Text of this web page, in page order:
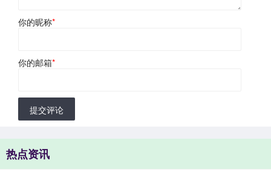
你的昵称*
你的邮箱*
提交评论
热点资讯